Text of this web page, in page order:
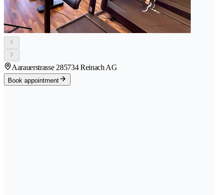
Aarauerstrasse 285734 Reinach AG
Book appointment